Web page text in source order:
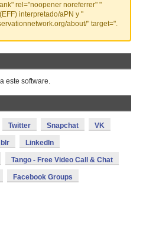
rel="noopener noreferrer" "
interpretado/aPN y "
about/" target=".
este software.
Twitter Snapchat VK
LinkedIn
Tango - Free Video Call & Chat
Facebook Groups